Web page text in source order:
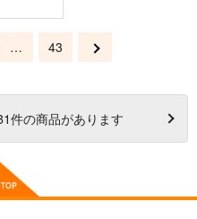
… 43
件の商品があります